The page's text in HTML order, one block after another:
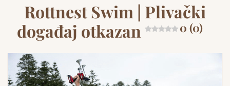
Rottnest Swim | Plivački
događaj otkazan
0 (0)